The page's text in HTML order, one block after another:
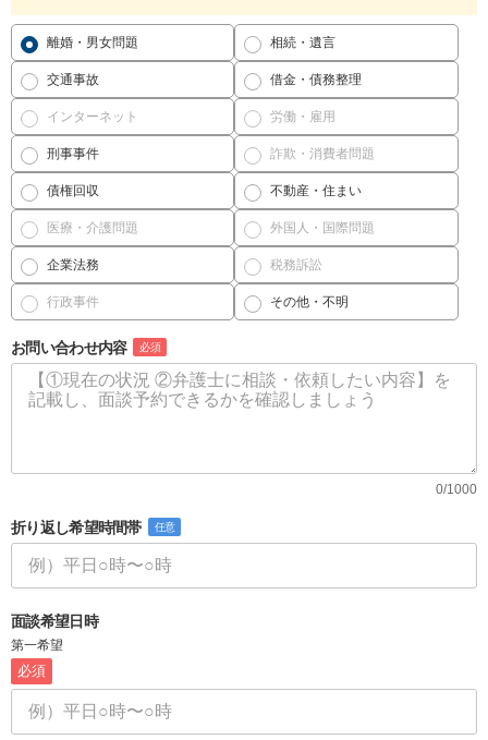
離婚・男女問題 相続・遺言
交通事故 借金・債務整理
インターネット 労働・雇用
刑事事件 詐欺・消費者問題
債権回収 不動産・住まい
医療・介護問題 外国人・国際問題
企業法務 税務訴訟
行政事件 その他・不明
お問い合わせ内容 必須
0/1000
折り返し希望時間帯 任意
面談希望日時
第一希望
必須